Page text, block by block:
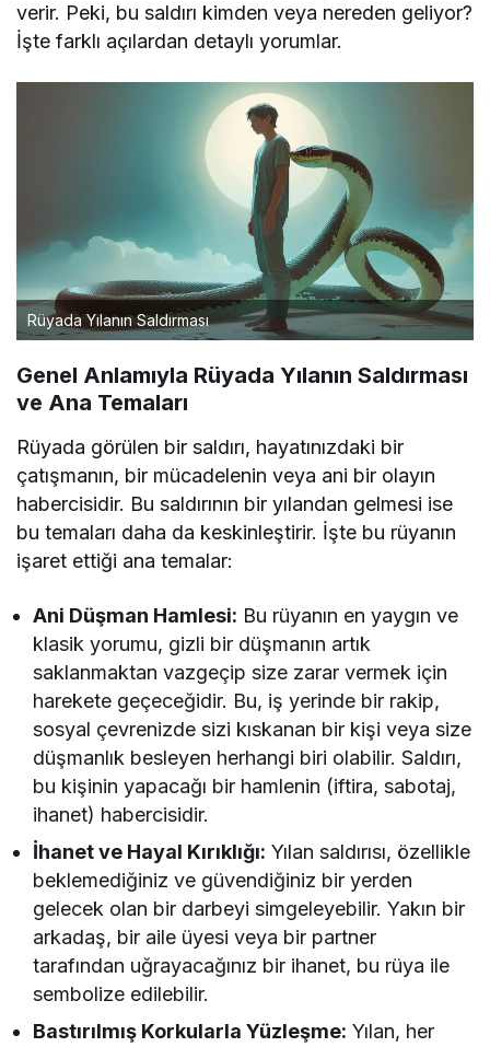
verir. Peki, bu saldırı kimden veya nereden geliyor?
İşte farklı açılardan detaylı yorumlar.
Rüyada Yılanın Saldırması
Genel Anlamıyla Rüyada Yılanın Saldırması
ve Ana Temaları
Rüyada görülen bir saldırı, hayatınızdaki bir
çatışmanın, bir mücadelenin veya ani bir olayın
habercisidir. Bu saldırının bir yılandan gelmesi ise
bu temaları daha da keskinleştirir. İşte bu rüyanın
işaret ettiği ana temalar:
Ani Düşman Hamlesi: Bu rüyanın en yaygın ve
klasik yorumu, gizli bir düşmanın artık
saklanmaktan vazgeçip size zarar vermek için
harekete geçeceğidir. Bu, iş yerinde bir rakip,
sosyal çevrenizde sizi kıskanan bir kişi veya size
düşmanlık besleyen herhangi biri olabilir. Saldırı,
bu kişinin yapacağı bir hamlenin (iftira, sabotaj,
ihanet) habercisidir.
İhanet ve Hayal Kırıklığı: Yılan saldırısı, özellikle
beklemediğiniz ve güvendiğiniz bir yerden
gelecek olan bir darbeyi simgeleyebilir. Yakın bir
arkadaş, bir aile üyesi veya bir partner
tarafından uğrayacağınız bir ihanet, bu rüya ile
sembolize edilebilir.
Bastırılmış Korkularla Yüzleşme: Yılan, her